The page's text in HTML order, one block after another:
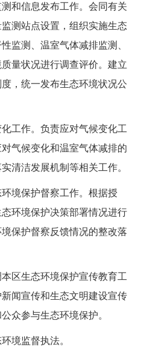
和信息发布工作。会同有关
测站点设置，组织实施生态
监测、温室气体减排监测、
量状况进行调查评价。建立
，统一发布生态环境状况公
工作。负责应对气候变化工
气候变化和温室气体减排的
清洁发展机制等相关工作。
境保护督察工作。根据授
环境保护决策部署情况进行
保护督察反馈情况的整改落
区生态环境保护宣传教育工
闻宣传和生态文明建设宣传
众参与生态环境保护。
境监督执法。